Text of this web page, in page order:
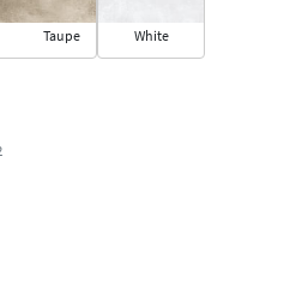
Taupe White